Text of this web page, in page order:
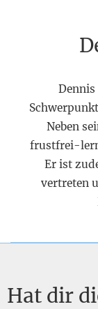
Neben
frustfrei-
Er ist
vertreten
Hat dir